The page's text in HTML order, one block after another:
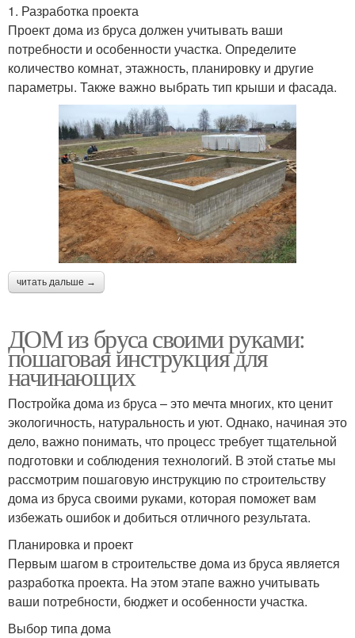
1. Разработка проекта
Проект дома из бруса должен учитывать ваши
потребности и особенности участка. Определите
количество комнат, этажность, планировку и другие
параметры. Также важно выбрать тип крыши и фасада.
читать дальше →
ДОМ из бруса своими руками:
пошаговая инструкция для
начинающих
Постройка дома из бруса – это мечта многих, кто ценит
экологичность, натуральность и уют. Однако, начиная это
дело, важно понимать, что процесс требует тщательной
подготовки и соблюдения технологий. В этой статье мы
рассмотрим пошаговую инструкцию по строительству
дома из бруса своими руками, которая поможет вам
избежать ошибок и добиться отличного результата.
Планировка и проект
Первым шагом в строительстве дома из бруса является
разработка проекта. На этом этапе важно учитывать
ваши потребности, бюджет и особенности участка.
Выбор типа дома